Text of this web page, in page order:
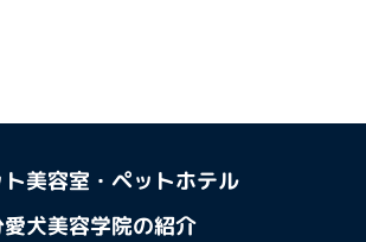
美容室・ペットホテル
犬美容学院の紹介